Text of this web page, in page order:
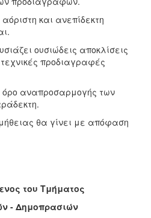
και ανεπίδεκτη
ουσιώδεις αποκλίσεις
προδιαγραφές
όρο αναπροσαρμογής των
θα γίνει με απόφαση
του Τμήματος
- Δημοπρασιών